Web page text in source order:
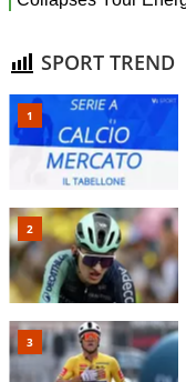
SPORT TREND